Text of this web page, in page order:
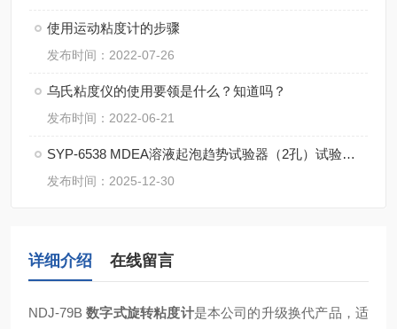
使用运动粘度计的步骤
发布时间：2022-07-26
乌氏粘度仪的使用要领是什么？知道吗？
发布时间：2022-06-21
SYP-6538 MDEA溶液起泡趋势试验器（2孔）试验注意事项
发布时间：2025-12-30
详细介绍 在线留言
NDJ-79B数字式旋转粘度计是本公司的升级换代产品，适